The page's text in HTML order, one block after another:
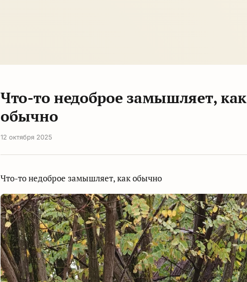
Что-то недоброе замышляет, как
обычно
12 октября 2025
Что-то недоброе замышляет, как обычно